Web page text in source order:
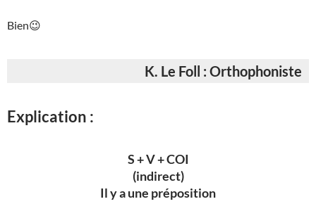
Bien😉
K. Le Foll : Orthophoniste
Explication :
S + V + COI
(indirect)
Il y a une préposition